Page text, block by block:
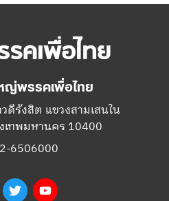
ญ่พรรคเพื่อไทย
ดีรังสิต แขวงสามเสนใน
เทพมหานคร 10400
6506000
FacebookTwitter